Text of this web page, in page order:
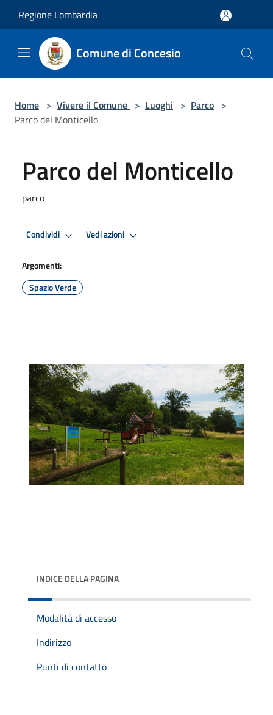
Regione Lombardia
Comune di Concesio
Home > Vivere il Comune > Luoghi > Parco >
Parco del Monticello
Parco del Monticello
parco
Condividi Vedi azioni
Argomenti:
Spazio Verde
INDICE DELLA PAGINA
Modalità di accesso
Indirizzo
Punti di contatto